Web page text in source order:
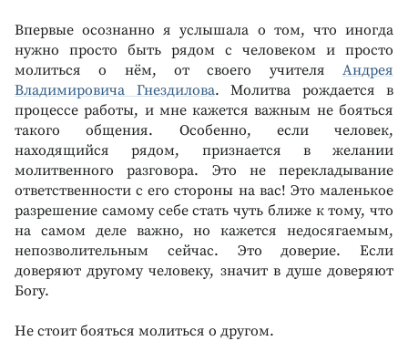
Впервые осознанно я услышала о том, что иногда
нужно просто быть рядом с человеком и просто
молиться о нём, от своего учителя Андрея
Владимировича Гнездилова. Молитва рождается в
процессе работы, и мне кажется важным не бояться
такого общения. Особенно, если человек,
находящийся рядом, признается в желании
молитвенного разговора. Это не перекладывание
ответственности с его стороны на вас! Это маленькое
разрешение самому себе стать чуть ближе к тому, что
на самом деле важно, но кажется недосягаемым,
непозволительным сейчас. Это доверие. Если
доверяют другому человеку, значит в душе доверяют
Богу.
Не стоит бояться молиться о другом.